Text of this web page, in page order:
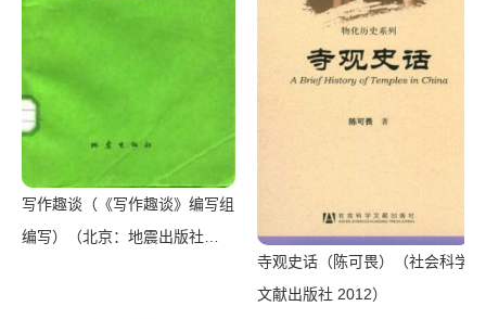
写作趣谈（《写作趣谈》编写组
编写）（北京：地震出版社
寺观史话（陈可畏）（社会科学
文献出版社 2012）